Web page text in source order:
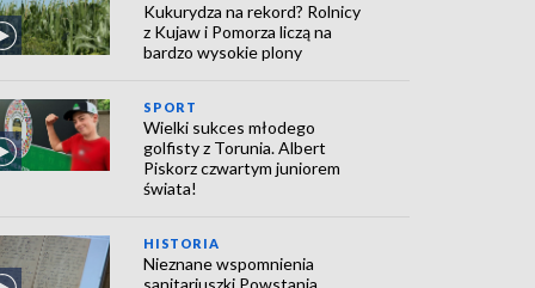
Kukurydza na rekord? Rolnicy
z Kujaw i Pomorza liczą na
bardzo wysokie plony
SPORT
Wielki sukces młodego
golfisty z Torunia. Albert
Piskorz czwartym juniorem
świata!
HISTORIA
Nieznane wspomnienia
sanitariuszki Powstania